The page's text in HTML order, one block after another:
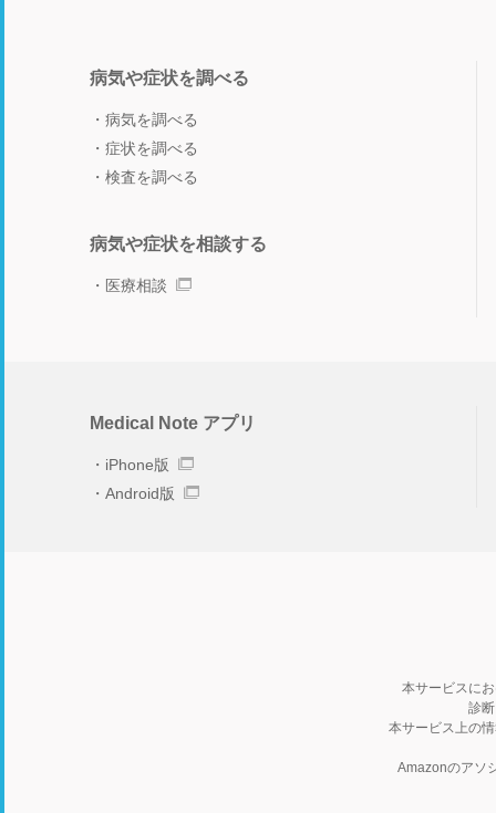
病気や症状を調べる
病気を調べる
症状を調べる
検査を調べる
病気や症状を相談する
医療相談
Medical Note アプリ
iPhone版
Android版
本サービスに
診
本サービス上の
Amazonのアソ